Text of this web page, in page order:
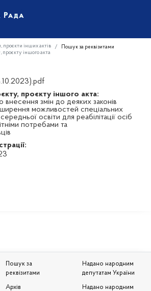
проєкти інших актів
Пошук за реквізитами
проєкту іншого акта
проєкту іншого акта:
внесення змін до деяких законів
можливостей спеціальних
освіти для реабілітації осіб
потребами та
Пошук за
реквізитами
Архів
Надано народним
депутатам України
Надано народним